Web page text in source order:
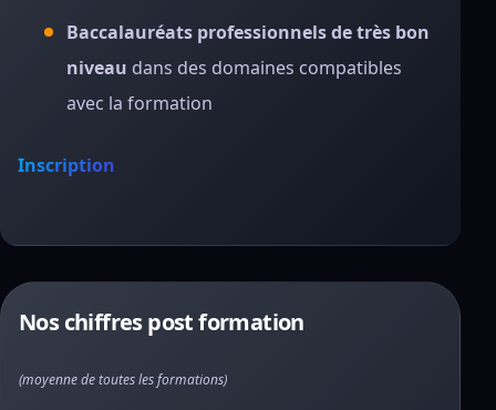
Baccalauréats professionnels de très bon
niveau dans des domaines compatibles
avec la formation
Inscription
Nos chiffres post formation
(moyenne de toutes les formations)